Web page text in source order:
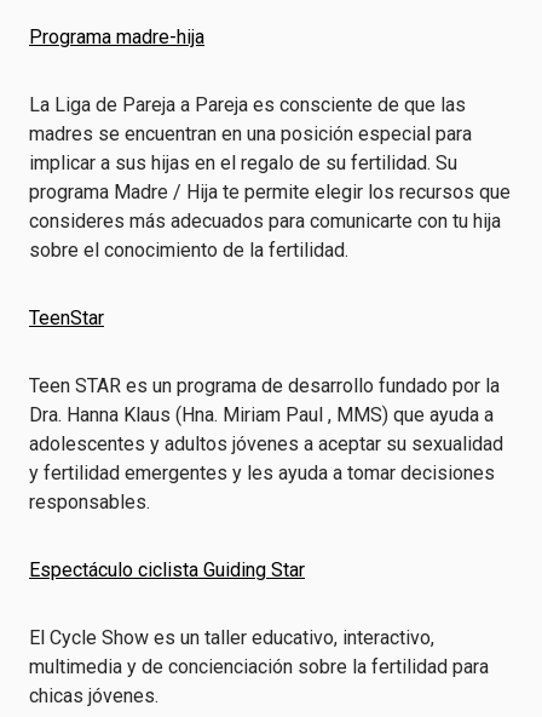
Programa madre-hija
La Liga de Pareja a Pareja es consciente de que las
madres se encuentran en una posición especial para
implicar a sus hijas en el regalo de su fertilidad. Su
programa Madre / Hija te permite elegir los recursos que
consideres más adecuados para comunicarte con tu hija
sobre el conocimiento de la fertilidad.
TeenStar
Teen STAR es un programa de desarrollo fundado por la
Dra. Hanna Klaus (Hna. Miriam Paul , MMS) que ayuda a
adolescentes y adultos jóvenes a aceptar su sexualidad
y fertilidad emergentes y les ayuda a tomar decisiones
responsables.
Espectáculo ciclista Guiding Star
El Cycle Show es un taller educativo, interactivo,
multimedia y de concienciación sobre la fertilidad para
chicas jóvenes.